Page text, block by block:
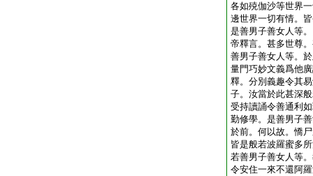
各如殑伽沙等世界
邊世界一切有情。
是善男子善女人等
帝釋言。甚多世尊
善男子善女人等。
量門巧妙文義爲他
釋。分別義趣令其
子。汝當於此甚深
受持讀誦令善通利
勤修學。是善男子
於前。何以故。憍
皆是般若波羅蜜多
若善男子善女人等
令安住一來不還阿